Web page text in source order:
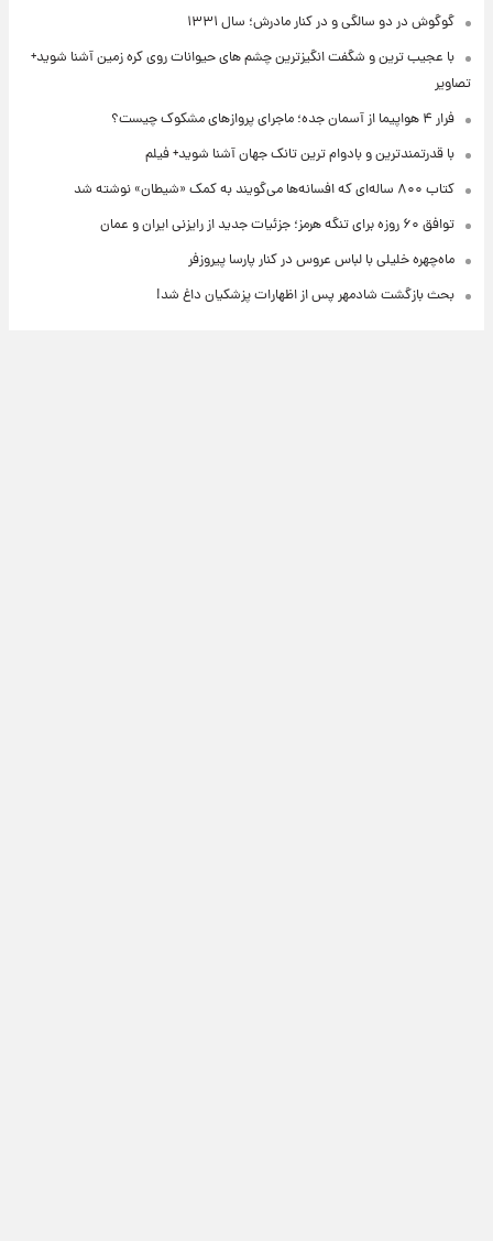
گوگوش در دو سالگی و در کنار مادرش؛ سال ۱۳۳۱
با عجیب ترین و شگفت انگیزترین چشم های حیوانات روی کره زمین آشنا شوید+
تصاویر
فرار ۴ هواپیما از آسمان جده؛ ماجرای پروازهای مشکوک چیست؟
با قدرتمندترین و بادوام ترین تانک جهان آشنا شوید+ فیلم
کتاب ۸۰۰ ساله‌ای که افسانه‌ها می‌گویند به کمک «شیطان» نوشته شد
توافق ۶۰ روزه برای تنگه هرمز؛ جزئیات جدید از رایزنی ایران و عمان
ماه‌چهره خلیلی با لباس عروس در کنار پارسا پیروزفر
بحث بازگشت شادمهر پس از اظهارات پزشکیان داغ شد!